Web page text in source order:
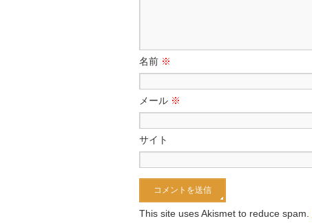
名前 ※
メール ※
サイト
This site uses Akismet to reduce spam.